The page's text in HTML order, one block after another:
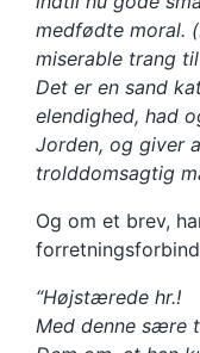
medfødte moral.
miserable trang
Det er en sand
elendighed, had
Jorden, og giver
trolddomsagtig
Og om et brev,
“Højstærede hr.!
Med denne sære